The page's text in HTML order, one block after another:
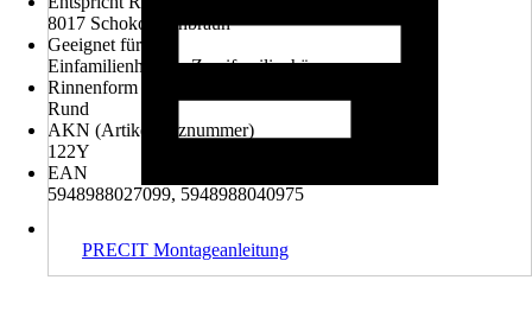
8017 Schokoladenbraun
Geeignet für
Einfamilienhäuser, Zweifamilienhäuser
Rinnenform
Rund
AKN (Artikelkurznummer)
122Y
EAN
5948988027099, 5948988040975
PRECIT Montageanleitung